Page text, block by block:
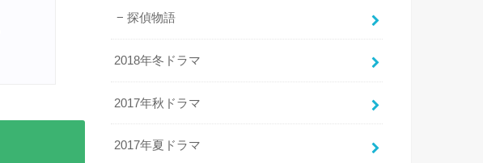
探偵物語
2018年冬ドラマ
2017年秋ドラマ
2017年夏ドラマ